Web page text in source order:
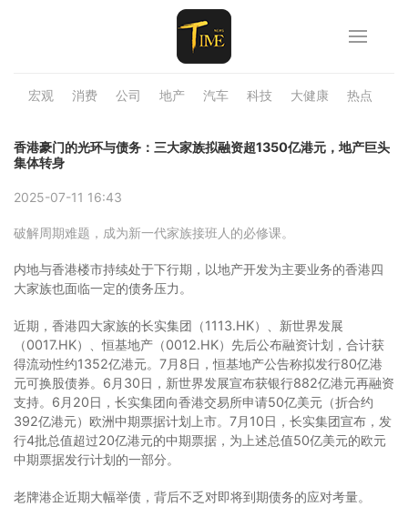
宏观 消费 公司 地产 汽车 科技 大健康 热点
香港豪门的光环与债务：三大家族拟融资超1350亿港元，地产巨头
集体转身
2025-07-11 16:43
破解周期难题，成为新一代家族接班人的必修课。
内地与香港楼市持续处于下行期，以地产开发为主要业务的香港四
大家族也面临一定的债务压力。
近期，香港四大家族的长实集团（1113.HK）、新世界发展
（0017.HK）、恒基地产（0012.HK）先后公布融资计划，合计获
得流动性约1352亿港元。7月8日，恒基地产公告称拟发行80亿港
元可换股债券。6月30日，新世界发展宣布获银行882亿港元再融资
支持。6月20日，长实集团向香港交易所申请50亿美元（折合约
392亿港元）欧洲中期票据计划上市。7月10日，长实集团宣布，发
行4批总值超过20亿港元的中期票据，为上述总值50亿美元的欧元
中期票据发行计划的一部分。
老牌港企近期大幅举债，背后不乏对即将到期债务的应对考量。